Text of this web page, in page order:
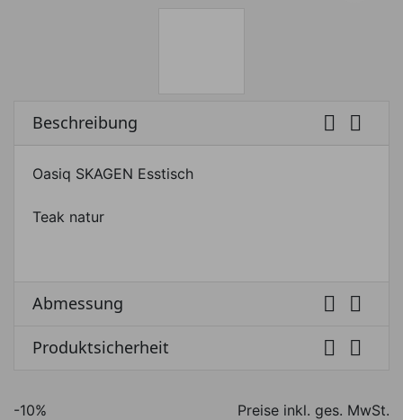
Beschreibung  
Oasiq SKAGEN Esstisch
Teak natur
Abmessung  
Produktsicherheit  
-10%
Preise inkl. ges. MwSt.